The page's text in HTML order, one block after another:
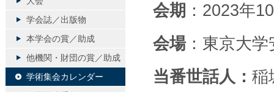
会期 ：2023年
会場：東京大学
当番世話人： 稲
学会誌／出版物
本学会の賞／助成
他機関・財団の賞／助成
学術集会カレンダー